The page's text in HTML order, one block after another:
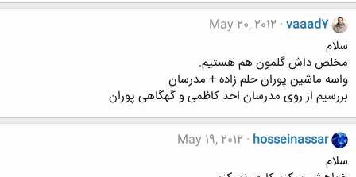
vaaad7
May 20, 2012
سلام
مخلص داش گلمون هم هستیم.
واسه ماشین پوران حلم زاده + مدرسان
بررسیم از روی مدرسان احد کاظمی و گهگاهی پوران
hosseinassar
May 19, 2012
سلام